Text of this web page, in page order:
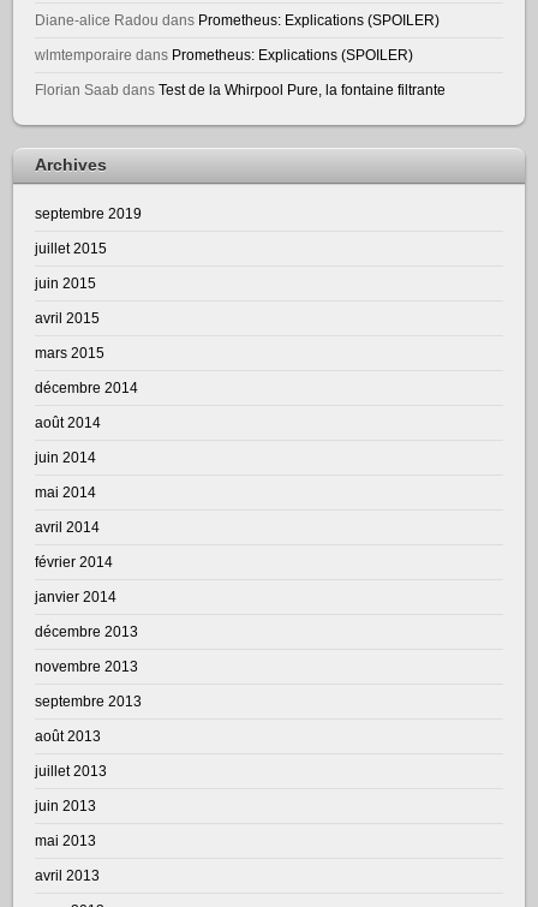
Diane-alice Radou dans Prometheus: Explications (SPOILER)
wlmtemporaire dans Prometheus: Explications (SPOILER)
Florian Saab dansTest de la Whirpool Pure, la fontaine filtrante
Archives
septembre 2019
juillet 2015
juin 2015
avril 2015
mars 2015
décembre 2014
août 2014
juin 2014
mai 2014
avril 2014
février 2014
janvier 2014
décembre 2013
novembre 2013
septembre 2013
août 2013
juillet 2013
juin 2013
mai 2013
avril 2013